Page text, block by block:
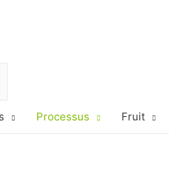
Processus Fruit